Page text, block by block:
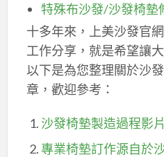
特殊布沙發/沙發椅墊
十多年來，上美沙發官
工作分享，就是希望讓
以下是為您整理關於沙
章，歡迎參考：
沙發椅墊製造過程影片
專業椅墊訂作源自於